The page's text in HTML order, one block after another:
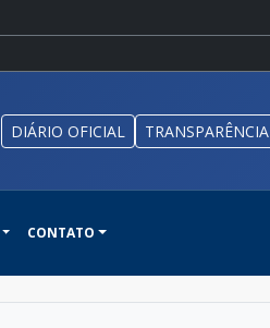
DIÁRIO OFICIAL TRANSPARÊNCIA
CONTATO